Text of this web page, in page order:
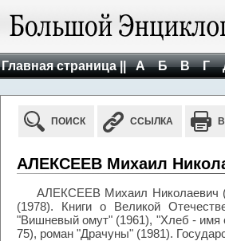
Главная страница || А Б В Г
ПОИСК ССЫЛКА
АЛЕКСЕЕВ Михаил
АЛЕКСЕЕВ Михаил Николаевич
(1978). Книги о Великой
"Вишневый омут" (1961), "Хлеб - имя
75), роман "Драчуны" (1981).